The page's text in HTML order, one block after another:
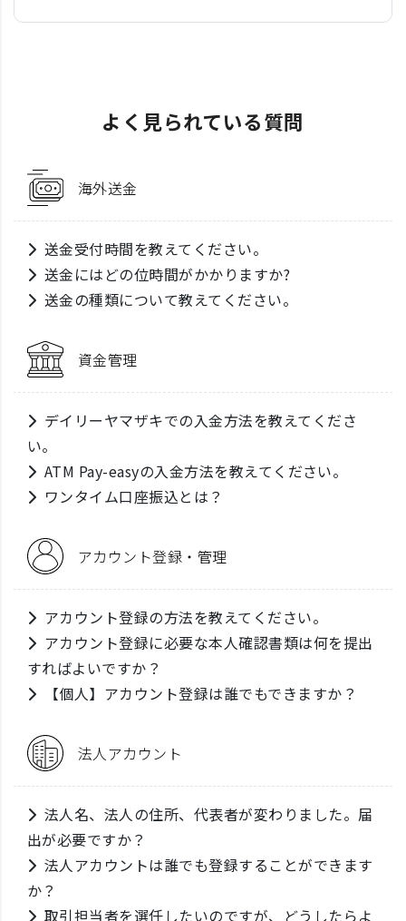
よく見られている質問
海外送金
送金受付時間を教えてください。
送金にはどの位時間がかかりますか?
送金の種類について教えてください。
資金管理
デイリーヤマザキでの入金方法を教えてくださ
い。
ATM Pay-easyの入金方法を教えてください。
ワンタイム口座振込とは？
アカウント登録・管理
アカウント登録の方法を教えてください。
アカウント登録に必要な本人確認書類は何を提出
すればよいですか？
【個人】アカウント登録は誰でもできますか？
法人アカウント
法人名、法人の住所、代表者が変わりました。届
出が必要ですか？
法人アカウントは誰でも登録することができます
か？
取引担当者を選任したいのですが、どうしたらよ